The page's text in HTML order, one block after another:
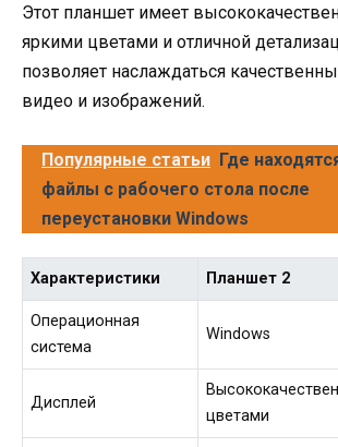
Этот планшет имеет
яркими цветами и отличной
позволяет наслаждаться
видео и изображений.
Популярные статьи Где
файлы с рабочего стола после
переустановки Windows
Характеристики Планшет 2
Операционная
система
Windows
Дисплей
цветами